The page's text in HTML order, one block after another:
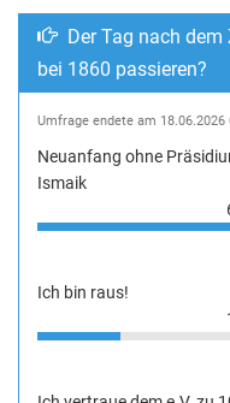
Der Tag nach
bei 1860 passieren?
Umfrage endete am 18.06.2026
Neuanfang ohne
Ismaik
Ich bin raus!